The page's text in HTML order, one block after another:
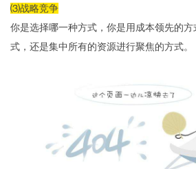
⑶战略竞争
你是选择哪一种方式，你是用成本领先的
式，还是集中所有的资源进行聚焦的方式。